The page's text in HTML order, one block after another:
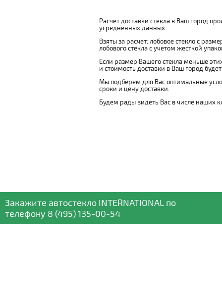
Расчет доставки стекла в Ваш город
усредненных данных.
Взяты за расчет: лобовое стекло с
лобового стекла с учетом жесткой
Если размер Вашего стекла меньше
и стоимость доставки в Ваш город
Мы подберем для Вас оптимальные
сроки и цену доставки.
Будем рады видеть Вас в числе наших
Закажите автостекло INTERNATIONAL по
телефону 8 (495) 135-00-54